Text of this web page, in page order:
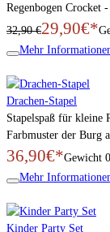
Regenbogen Crocket
32,90 €29,90€*
Mehr
Drachen-Stapel
Stapelspaß für kleine
Farbmuster der Burg
36,90€*Gewicht
Mehr
Kinder Party Set